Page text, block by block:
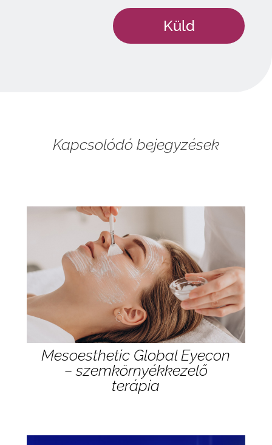
Kapcsolódó bejegyzések
Mesoesthetic Global Eyecon
– szemkörnyékkezelő
terápia